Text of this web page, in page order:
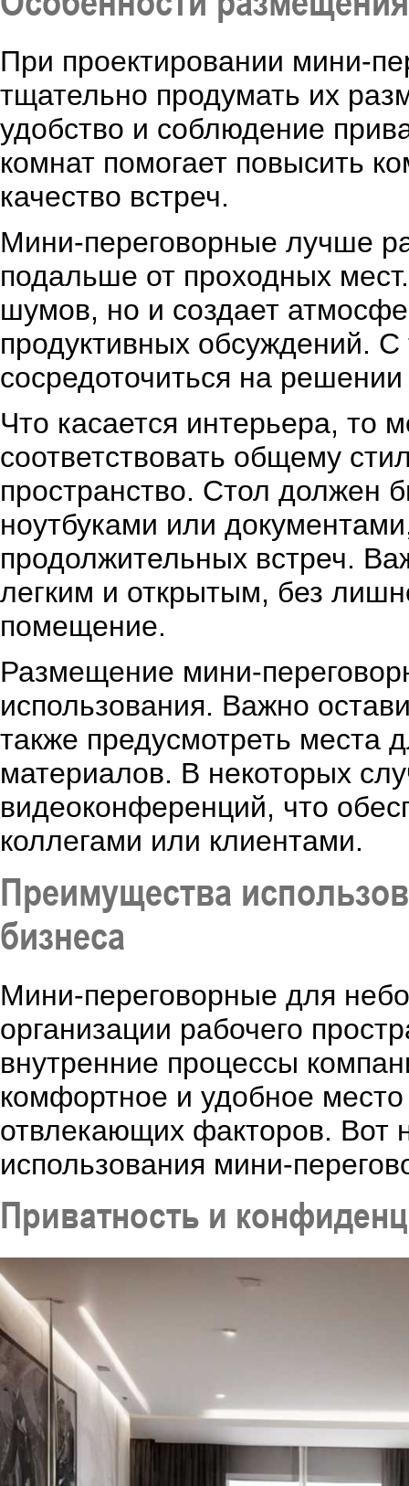
При проектировании мини-
тщательно продумать их
удобство и соблюдение
комнат помогает повысить
качество встреч.
Мини-переговорные лучше
подальше от проходных
шумов, но и создает
продуктивных обсуждений. С
сосредоточиться на
Что касается интерьера, то
соответствовать общему
пространство. Стол должен
ноутбуками или
продолжительных встреч.
легким и открытым, без
помещение.
Размещение мини-
использования. Важно
также предусмотреть места
материалов. В некоторых
видеоконференций, что
коллегами или клиентами.
Преимущества
бизнеса
Мини-переговорные для
организации рабочего
внутренние процессы
комфортное и удобное
отвлекающих факторов. Вот
использования мини-
Приватность и